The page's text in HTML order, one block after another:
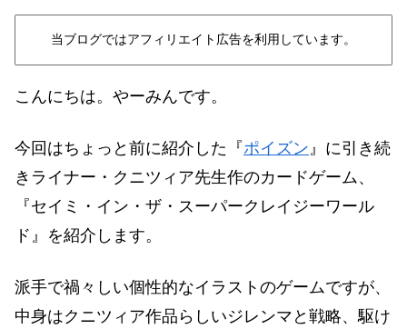
当ブログではアフィリエイト広告を利用しています。
こんにちは。やーみんです。
今回はちょっと前に紹介した『ポイズン 』 に引き続
きライナー・クニツィア先生作のカードゲーム、
『セイミ・イン・ザ・スーパークレイジーワール
ド』を紹介します。
派手で禍々しい個性的なイラストのゲームですが、
中身はクニツィア作品らしいジレンマと戦略、駆け